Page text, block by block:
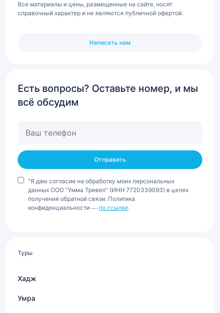
Все материалы и цены, размещенные на сайте, носят
справочный характер и не являются публичной офертой.
Написать нам
Есть вопросы? Оставьте номер, и мы
всё обсудим
телефон
"Я даю согласие на обработку моих персональных
данных ООО "Умма Тревел" (ИНН 7720339093) в целях
получения обратной связи. Политика
конфиденциальности — по ссылке.
Туры
Хадж
Умра